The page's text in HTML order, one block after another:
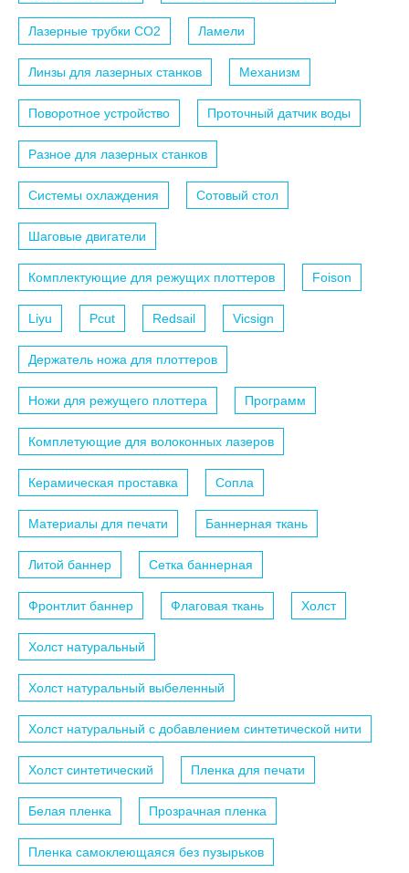
Лазерные трубки СО2 Ламели
Линзы для лазерных станков Механизм
Поворотное устройство Проточный датчик воды
Разное для лазерных станков
Системы охлаждения Сотовый стол
Шаговые двигатели
Комплектующие для режущих плоттеров Foison
Liyu Pcut Redsail Vicsign
Держатель ножа для плоттеров
Ножи для режущего плоттера Программ
Комплетующие для волоконных лазеров
Керамическая проставка Сопла
Материалы для печати Баннерная ткань
Литой баннер Сетка баннерная
Фронтлит баннер Флаговая ткань Холст
Холст натуральный
Холст натуральный выбеленный
Холст натуральный с добавлением синтетической нити
Холст синтетический Пленка для печати
Белая пленка Прозрачная пленка
Пленка самоклеющаяся без пузырьков